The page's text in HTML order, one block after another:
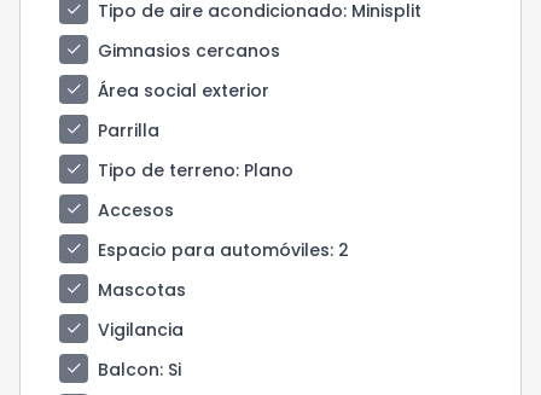
check Tipo de aire acondicionado: Minisplit
check
Gimnasios cercanos
check
Área social exterior
check
Parrilla
check
Tipo de terreno: Plano
check
Accesos
check
Espacio para automóviles: 2
check
Mascotas
check
Vigilancia
check
Balcon: Si